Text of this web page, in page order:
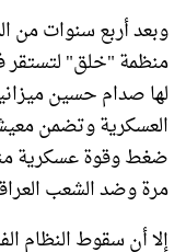
وبعد أربع سنوات من
لها صدام حسين
العسكرية وتضمن
ضغط وقوة عسكرية
مرة وضد الشعب